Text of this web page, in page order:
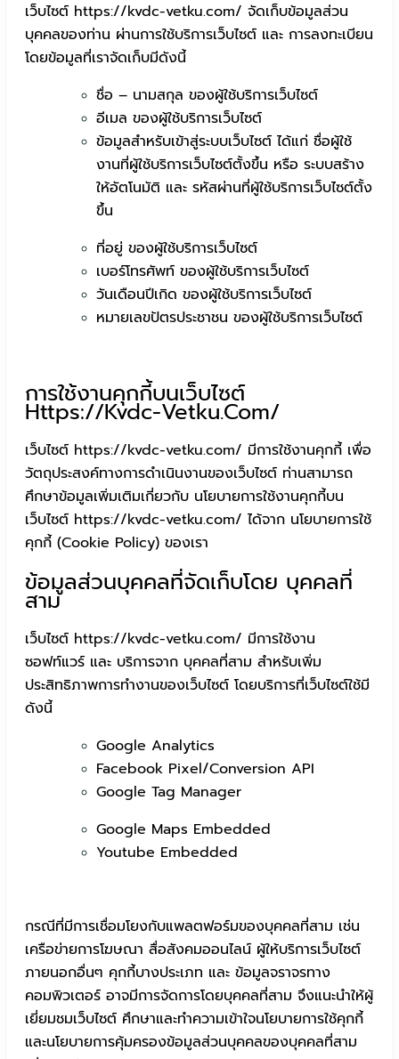
เว็บไซต์ https://kvdc-vetku.com/ จัดเก็บข้อมูลส่วน
บุคคลของท่าน ผ่านการใช้บริการเว็บไซต์ และ การลงทะเบียน
โดยข้อมูลที่เราจัดเก็บมีดังนี้
ชื่อ – นามสกุล ของผู้ใช้บริการเว็บไซต์
อีเมล ของผู้ใช้บริการเว็บไซต์
ข้อมูลสำหรับเข้าสู่ระบบเว็บไซต์ ได้แก่ ชื่อผู้ใช้
งานที่ผู้ใช้บริการเว็บไซต์ตั้งขึ้น หรือ ระบบสร้าง
ให้อัตโนมัติ และ รหัสผ่านที่ผู้ใช้บริการเว็บไซต์ตั้ง
ขึ้น
ที่อยู่ ของผู้ใช้บริการเว็บไซต์
เบอร์โทรศัพท์ ของผู้ใช้บริการเว็บไซต์
วันเดือนปีเกิด ของผู้ใช้บริการเว็บไซต์
หมายเลขปัตรประชาชน ของผู้ใช้บริการเว็บไซต์
การใช้งานคุกกี้บนเว็บไซต์
Https://kvdc-Vetku.com/
เว็บไซต์ https://kvdc-vetku.com/ มีการใช้งานคุกกี้ เพื่อ
วัตถุประสงค์ทางการดำเนินงานของเว็บไซต์ ท่านสามารถ
ศึกษาข้อมูลเพิ่มเติมเกี่ยวกับ นโยบายการใช้งานคุกกี้บน
เว็บไซต์ https://kvdc-vetku.com/ ได้จาก นโยบายการใช้
คุกกี้ (Cookie Policy) ของเรา
ข้อมูลส่วนบุคคลที่จัดเก็บโดย บุคคลที่
สาม
เว็บไซต์ https://kvdc-vetku.com/ มีการใช้งาน
ซอฟท์แวร์ และ บริการจาก บุคคลที่สาม สำหรับเพิ่ม
ประสิทธิภาพการทำงานของเว็บไซต์ โดยบริการที่เว็บไซต์ใช้มี
ดังนี้
Google Analytics
Facebook Pixel/Conversion API
Google Tag Manager
Google Maps Embedded
Youtube Embedded
กรณีที่มีการเชื่อมโยงกับแพลตฟอร์มของบุคคลที่สาม เช่น
เครือข่ายการโฆษณา สื่อสังคมออนไลน์ ผู้ให้บริการเว็บไซต์
ภายนอกอื่นๆ คุกกี้บางประเภท และ ข้อมูลจราจรทาง
คอมพิวเตอร์ อาจมีการจัดการโดยบุคคลที่สาม จึงแนะนำให้ผู้
เยี่ยมชมเว็บไซต์ ศึกษาและทำความเข้าใจนโยบายการใช้คุกกี้
และนโยบายการคุ้มครองข้อมูลส่วนบุคคลของบุคคลที่สาม